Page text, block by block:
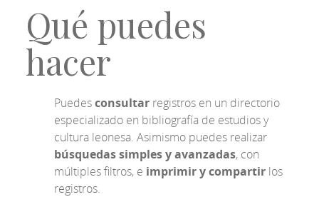
Qué puedes
hacer
Puedesconsultar registros en un directorio
especializado en bibliografía de estudios y
cultura leonesa. Asimismo puedes realizar
búsquedas simples y avanzadas, con
múltiples filtros, e imprimir y compartir los
registros.